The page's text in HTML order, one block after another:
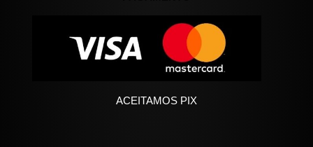
ACEITAMOS PIX